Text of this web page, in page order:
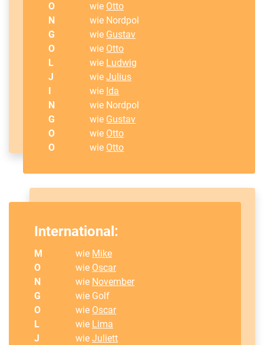
O
wie Otto
N
wie Nordpol
G
wie Gustav
O
wie Otto
L
wie Ludwig
J
wieJulius
wie Ida
N
wie Nordpol
G
wie Gustav
O
wie Otto
O
wie Otto
International:
M wie Mike
O
wie Oscar
N
wie November
G
wie Golf
O
wie Oscar
L
wie Lima
J
wieJuliett